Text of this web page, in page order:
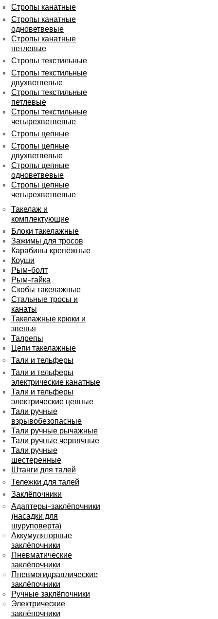
Стропы канатные
Стропы канатные
одноветвевые
Стропы канатные
петлевые
Стропы текстильные
Стропы текстильные
двухветвевые
Стропы текстильные
петлевые
Стропы текстильные
четырехветвевые
Стропы цепные
Стропы цепные
двухветвевые
Стропы цепные
одноветвевые
Стропы цепные
четырехветвевые
Такелаж и
комплектующие
Блоки такелажные
Зажимы для тросов
Карабины крепёжные
Коуши
Рым-болт
Рым-гайка
Скобы такелажные
Стальные тросы и
канаты
Такелажные крюки и
звенья
Талрепы
Цепи такелажные
Тали и тельферы
Тали и тельферы
электрические канатные
Тали и тельферы
электрические цепные
Тали ручные
взрывобезопасные
Тали ручные рычажные
Тали ручные червячные
Тали ручные
шестеренные
Штанги для талей
Тележки для талей
Заклёпочники
Адаптеры-заклёпочники
(насадки для
шуруповерта)
Аккумуляторные
заклёпочники
Пневматические
заклёпочники
Пневмогидравлические
заклёпочники
Ручные заклёпочники
Электрические
заклёпочники